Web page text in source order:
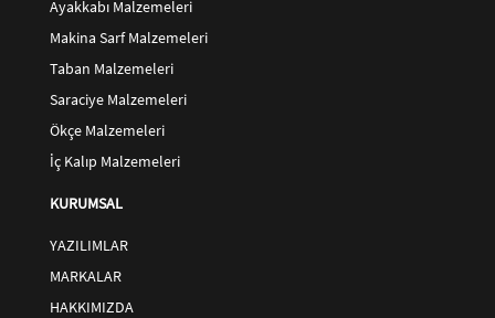
Ayakkabı Malzemeleri
Makina Sarf Malzemeleri
Taban Malzemeleri
Saraciye Malzemeleri
Ökçe Malzemeleri
İç Kalıp Malzemeleri
KURUMSAL
YAZILIMLAR
MARKALAR
HAKKIMIZDA